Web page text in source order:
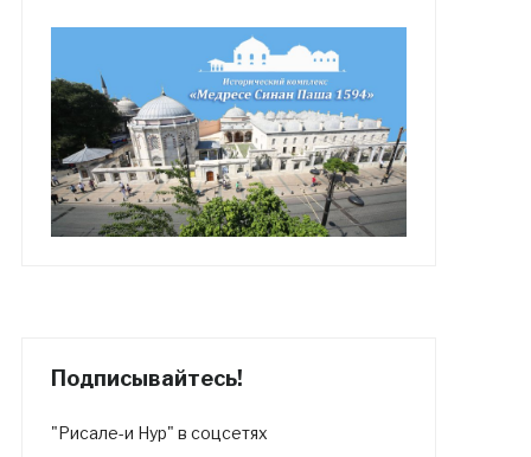
Подписывайтесь!
"Рисале-и Нур" в соцсетях